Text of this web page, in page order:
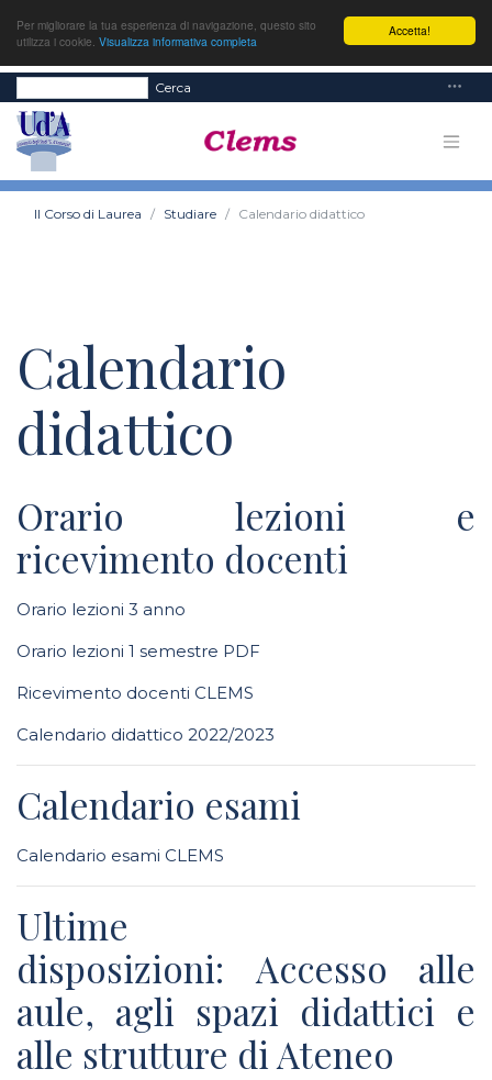
Accetta!
Per migliorare la tua esperienza di navigazione, questo sito
utilizza i cookie. Visualizza informativa completa
Cerca
Il Corso di Laurea Studiare Calendario didattico
Calendario
didattico
Orario lezioni e
ricevimento docenti
Orario lezioni 3 anno
Orario lezioni 1 semestre PDF
Ricevimento docenti CLEMS
Calendario didattico 2022/2023
Calendario esami
Calendario esami CLEMS
Ultime
disposizioni: Accesso alle
aule, agli spazi didattici e
alle strutture di Ateneo